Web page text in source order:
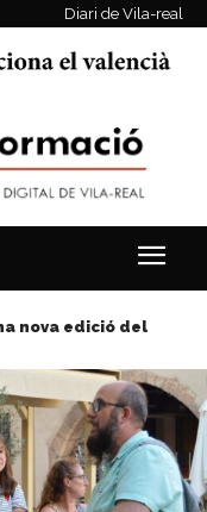
Diari de Vila-real
nova edició del